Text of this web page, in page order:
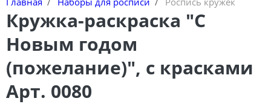
Кружка-раскраска "С
Новым годом
(пожелание)", с красками
Арт. 0080